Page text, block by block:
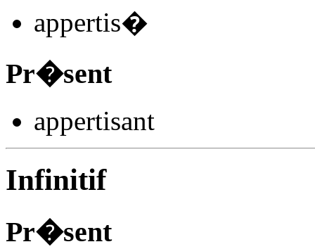
appertis�
Pr�sent
appertisant
Infinitif
Pr�sent